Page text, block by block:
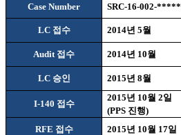
Case Number SRC-16-002-*****
LC 접수 2014년 5월
Audit 접수 2014년 10월
LC 승인 2015년 8월
I-140 접수
2015년 10월2일
(PPS 진행)
RFE 접수 2015년 10월 17일